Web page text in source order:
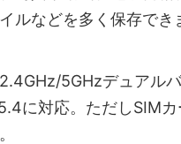
ルなどを多く保存でき
5GHzデュアル
に対応。ただしSIMカ